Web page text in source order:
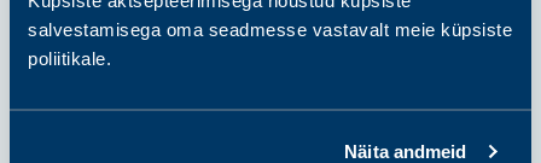
salvestamisega oma seadmesse vastavalt meie küpsiste
poliitikale.
Näita andmeid
Anna proov
Tulemuste saamine ja järgmised